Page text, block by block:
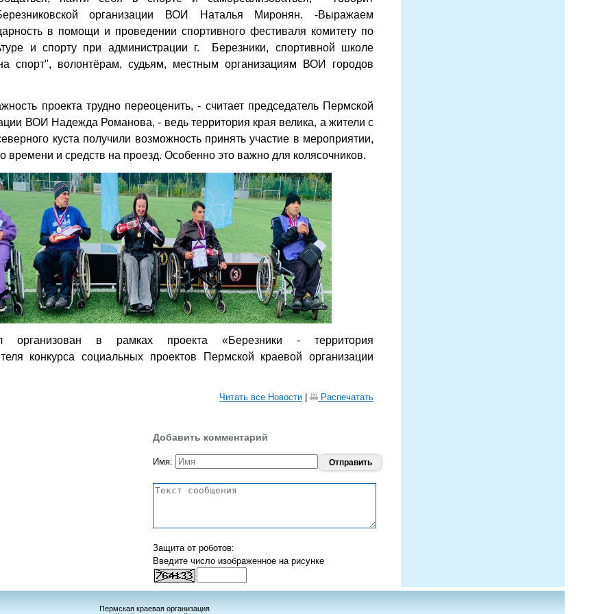
организации ВОИ Наталья Миронян. -Выражаем
в помощи и проведении спортивного фестиваля комитету по
и спорту при администрации г. Березники, спортивной школе
спорт", волонтёрам, судьям, местным организациям ВОИ городов
проекта трудно переоценить, - считает председатель Пермской
ВОИ Надежда Романова, - ведь территория края велика, а жители с
куста получили возможность принять участие в мероприятии,
времени и средств на проезд. Особенно это важно для колясочников.
организован в рамках проекта «Березники - территория
конкурса социальных проектов Пермской краевой организации
Читать все Новости Распечатать
Добавить комментарий
Имя:
Защита от роботов:
Введите число изображенное на рисунке
Пермская краевая организация